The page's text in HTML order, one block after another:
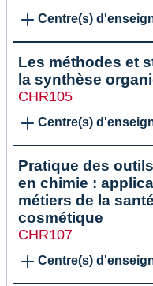
Centre(s)
Les méthodes et
la synthèse
CHR105
Centre(s)
Pratique des
en chimie :
métiers de la
cosmétique
CHR107
Centre(s)